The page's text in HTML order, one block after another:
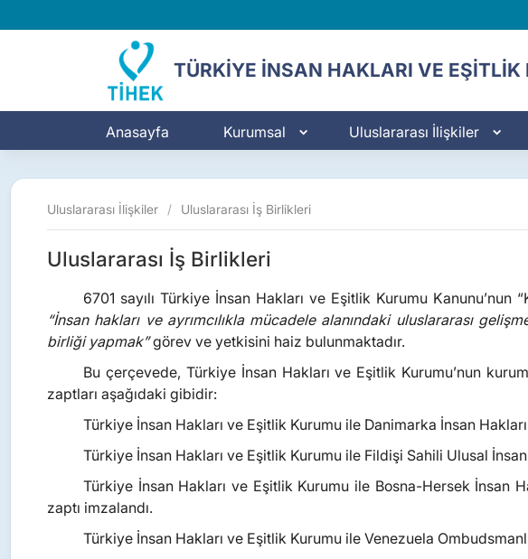
TÜRKİYE İNSAN HAKLARI VE EŞİTLİK
Anasayfa Kurumsal Uluslararası İlişkiler
Uluslararası İlişkiler / Uluslararası İş Birlikleri
Uluslararası İş Birlikleri
6701 sayılı Türkiye İnsan Hakları ve Eşitlik Kurumu Kanunu’nun
“İnsan hakları ve ayrımcılıkla mücadele alanındaki uluslararası
birliği yapmak”görev ve yetkisini haiz bulunmaktadır.
Bu çerçevede, Türkiye İnsan Hakları ve Eşitlik Kurumu’nun
zaptları aşağıdaki gibidir:
Türkiye İnsan Hakları ve Eşitlik Kurumu ile Danimarka İnsan
Türkiye İnsan Hakları ve Eşitlik Kurumu ile Fildişi Sahili Ulusal
Türkiye İnsan Hakları ve Eşitlik Kurumu ile Bosna-Hersek İnsan
zaptı imzalandı.
Türkiye İnsan Hakları ve Eşitlik Kurumu ile Venezuela